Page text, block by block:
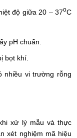
độ giữa 20 – 37oC
pH chuẩn.
bọt khí.
nhiều vi trường rỗng
xử lý mẫu và thực
xét nghiệm mã hiệu